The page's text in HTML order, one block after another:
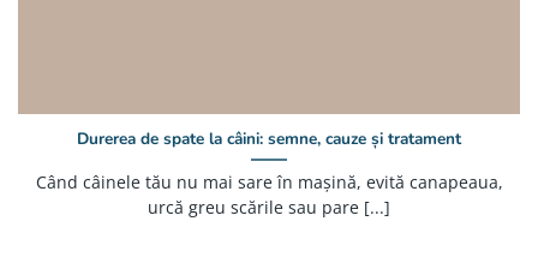
Durerea de spate la câini: semne, cauze și tratament
Când câinele tău nu mai sare în mașină, evită canapeaua,
urcă greu scările sau pare [...]